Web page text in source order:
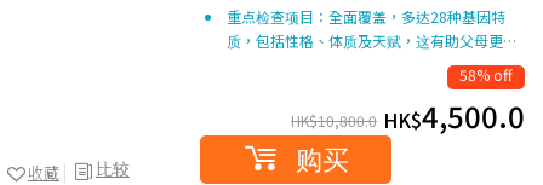
比较
收藏
重点检查项目：全面覆盖，多达28种基因特
质，包括性格、体质及天赋，这有助父母更…
58% off
HK$10,800.0 HK$4,500.0
购买